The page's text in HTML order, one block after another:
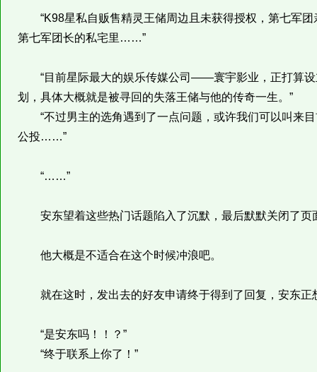
“K98星私自贩售精灵王储周边且未获得授权，第七军团
第七军团长的私宅里……”
“目前星际最大的娱乐传媒公司——寰宇影业，正打算设
划，具体大概就是被寻回的失落王储与他的传奇一生。”
“不过男主的选角遇到了一点问题，或许我们可以叫来目
公投……”
“……”
安东望着这些热门话题陷入了沉默，最后默默关闭了页
他大概是不适合在这个时候冲浪吧。
就在这时，发出去的好友申请终于得到了回复，安东正
“是安东吗！！？”
“终于联系上你了！”